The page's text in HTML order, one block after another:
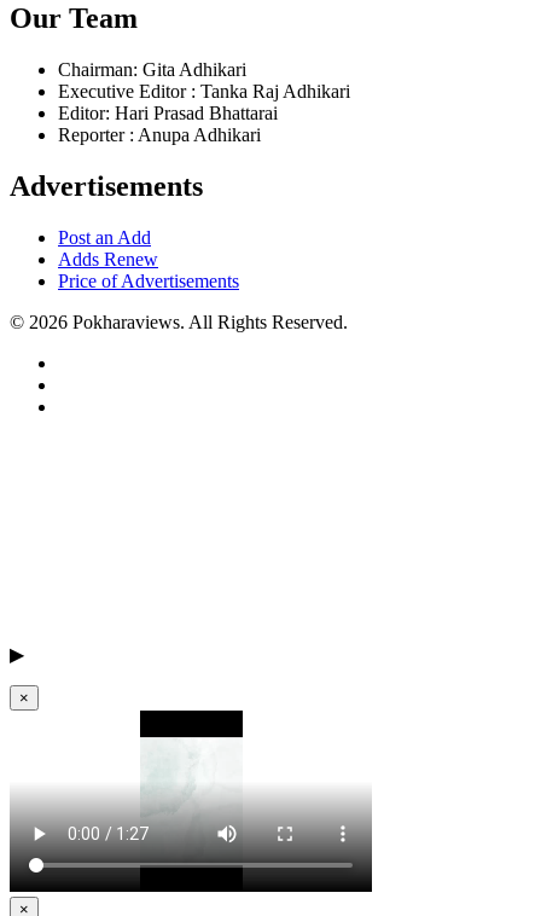
Our Team
Chairman: Gita Adhikari
Executive Editor : Tanka Raj Adhikari
Editor: Hari Prasad Bhattarai
Reporter : Anupa Adhikari
Advertisements
Post an Add
Adds Renew
Price of Advertisements
© 2026 Pokharaviews. All Rights Reserved.
▶
×
×